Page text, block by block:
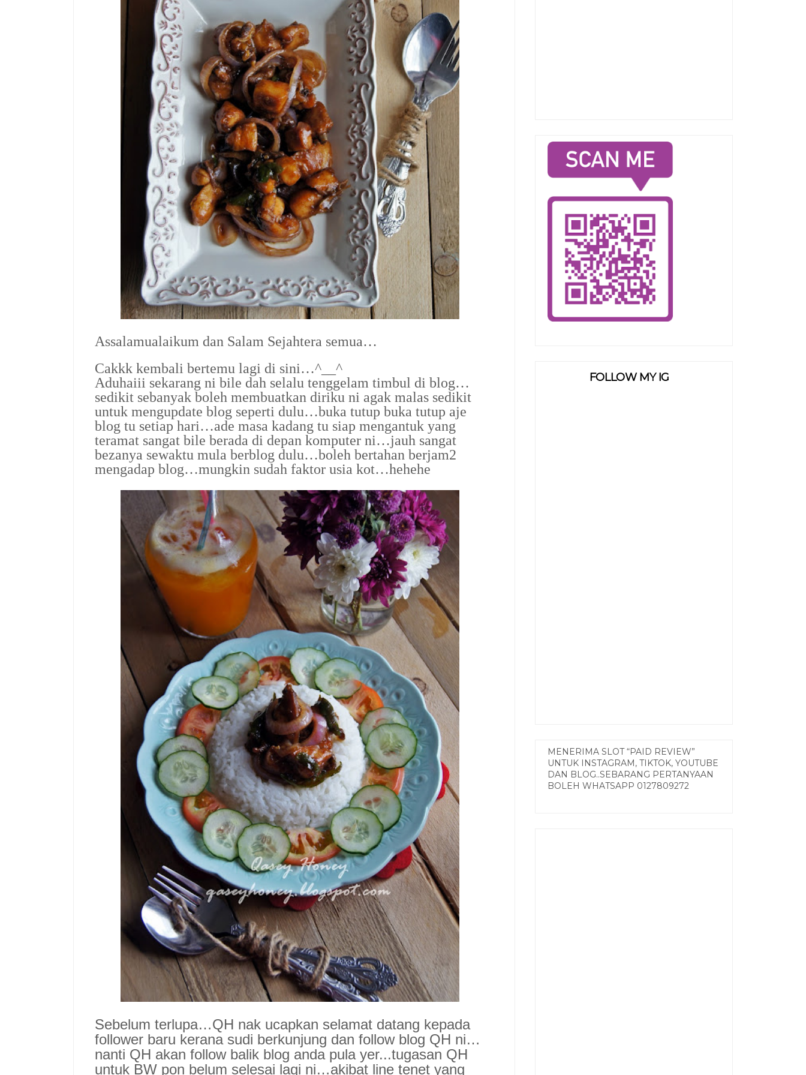
Assalamualaikum dan Salam Sejahtera semua…
Cakkk kembali bertemu lagi di sini…^__^
Aduhaiii sekarang ni bile dah selalu tenggelam timbul di blog…
sedikit sebanyak boleh membuatkan diriku ni agak malas sedikit
untuk mengupdate blog seperti dulu…buka tutup buka tutup aje
blog tu setiap hari…ade masa kadang tu siap mengantuk yang
teramat sangat bile berada di depan komputer ni…jauh sangat
bezanya sewaktu mula berblog dulu…boleh bertahan berjam2
mengadap blog…mungkin sudah faktor usia kot…hehehe
Sebelum terlupa…QH nak ucapkan selamat datang kepada
follower baru kerana sudi berkunjung dan follow blog QH ni…
nanti QH akan follow balik blog anda pula yer...tugasan QH
untuk BW pon belum selesai lagi ni…akibat line tenet yang
FOLLOW MY IG
MENERIMA SLOT “PAID REVIEW”
UNTUK INSTAGRAM, TIKTOK, YOUTUBE
DAN BLOG..SEBARANG PERTANYAAN
BOLEH WHATSAPP 0127809272